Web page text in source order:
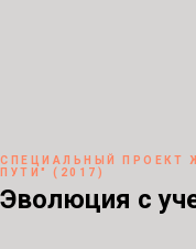
CПЕЦИАЛЬНЫЙ ПРОЕКТ
ПУТИ" (2017)
Эволюция с